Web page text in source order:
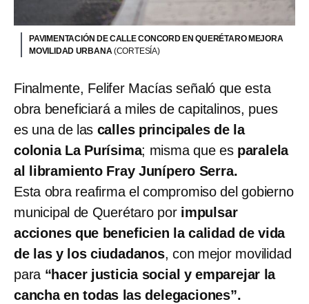
PAVIMENTACIÓN DE CALLE CONCORD EN QUERÉTARO MEJORA
MOVILIDAD URBANA(CORTESÍA)
Finalmente, Felifer Macías señaló que esta
obra beneficiará a miles de capitalinos, pues
es una de las calles principales de la
colonia La Purísima; misma que es paralela
al libramiento Fray Junípero Serra.
Esta obra reafirma el compromiso del gobierno
municipal de Querétaro por impulsar
acciones que beneficien la calidad de vida
de las y los ciudadanos, con mejor movilidad
para “hacer justicia social y emparejar la
cancha en todas las delegaciones”.